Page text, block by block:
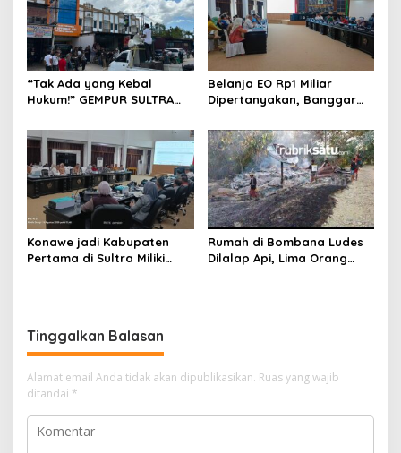
“Tak Ada yang Kebal
Hukum!” GEMPUR SULTRA
Tanawali dan PT
Tadisangka, Siap Kuasai
Lahan Puuwatu
Belanja EO Rp1 Miliar
Dipertanyakan, Banggar
Pariwisata Konawe
Dirasionalisasi
Konawe jadi Kabupaten
Pertama di Sultra Miliki
Rumah di Bombana Ludes
Dilalap Api, Lima Orang
Tinggalkan Balasan
Alamat email Anda tidak akan dipublikasikan. Ruas yang wajib
ditandai *